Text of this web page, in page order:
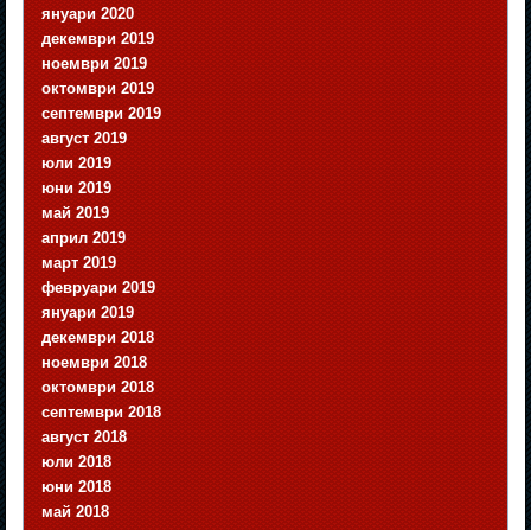
януари 2020
декември 2019
ноември 2019
октомври 2019
септември 2019
август 2019
юли 2019
юни 2019
май 2019
април 2019
март 2019
февруари 2019
януари 2019
декември 2018
ноември 2018
октомври 2018
септември 2018
август 2018
юли 2018
юни 2018
май 2018